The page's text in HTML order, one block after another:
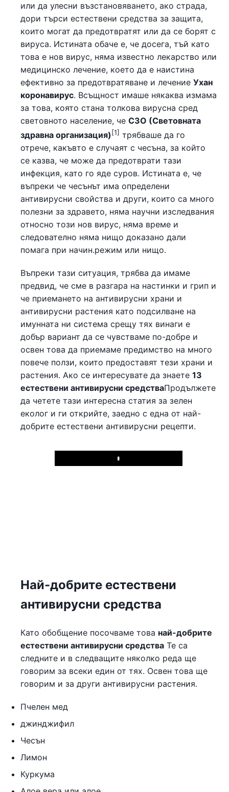
или да улесни възстановяването, ако страда,
дори търси естествени средства за защита,
които могат да предотвратят или да се борят с
вируса. Истината обаче е, че досега, тъй като
това е нов вирус, няма известно лекарство или
медицинско лечение, което да е наистина
ефективно за предотвратяване и лечение Ухан
коронавирус. Всъщност имаше някаква измама
за това, която стана толкова вирусна сред
световното население, че СЗО (Световната
здравна организация) [1] трябваше да го
отрече, какъвто е случаят с чесъна, за който
се казва, че може да предотврати тази
инфекция, като го яде суров. Истината е, че
въпреки че чесънът има определени
антивирусни свойства и други, които са много
полезни за здравето, няма научни изследвания
относно този нов вирус, няма време и
следователно няма нищо доказано дали
помага при начин.режим или нищо.
Въпреки тази ситуация, трябва да имаме
предвид, че сме в разгара на настинки и грип и
че приемането на антивирусни храни и
антивирусни растения като подсилване на
имунната ни система срещу тях винаги е
добър вариант да се чувстваме по-добре и
освен това да приемаме предимство на много
повече ползи, които предоставят тези храни и
растения. Ако се интересувате да знаете 13
естествени антивирусни средстваПродължете
да четете тази интересна статия за зелен
еколог и ги открийте, заедно с една от най-
добрите естествени антивирусни рецепти.
Play
Най-добрите естествени
антивирусни средства
Като обобщение посочваме това най-добрите
естествени антивирусни средства Те са
следните и в следващите няколко реда ще
говорим за всеки един от тях. Освен това ще
говорим и за други антивирусни растения.
Пчелен мед
джинджифил
Чесън
Лимон
Куркума